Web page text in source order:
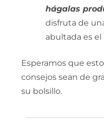
hágalas
disfruta de
abultada es el
Esperamos que
consejos sean de
su bolsillo.